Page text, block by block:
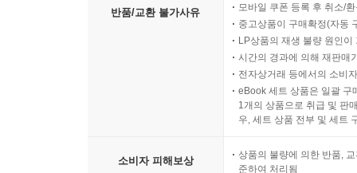
반품/교환 불가사유
모바일 쿠폰 등록 후 취소/
중고상품이 구매확정(자동
LP상품의 재생 불량 원인
시간의 경과에 의해 재판매
전자상거래 등에서의 소비
eBook 세트 상품은 일괄 구
1개의 상품으로 취급 및 판
우, 세트 상품 전부 및 세트
소비자 피해보상
상품의 불량에 의한 반품,
준하여 처리됨